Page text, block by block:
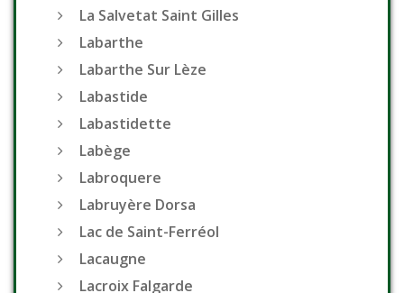
La Salvetat Saint Gilles
Labarthe
Labarthe Sur Lèze
Labastide
Labastidette
Labège
Labroquere
Labruyère Dorsa
Lac de Saint-Ferréol
Lacaugne
Lacroix Falgarde